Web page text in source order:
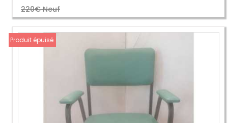
220€ Neuf
Produit épuisé